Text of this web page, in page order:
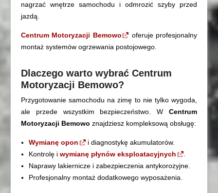
nagrzać wnętrze samochodu i odmrozić szyby przed
jazdą.
Centrum Motoryzacji Bemowo
oferuje profesjonalny
montaż systemów ogrzewania postojowego.
Dlaczego warto wybrać Centrum
Motoryzacji Bemowo?
Przygotowanie samochodu na zimę to nie tylko wygoda,
ale przede wszystkim bezpieczeństwo. WCentrum
Motoryzacji Bemowo znajdziesz kompleksową obsługę:
Wymianę opon
i diagnostykę akumulatorów.
Kontrolę i wymianę płynów eksploatacyjnych
.
Naprawy lakiernicze i zabezpieczenia antykorozyjne.
Profesjonalny montaż dodatkowego wyposażenia.